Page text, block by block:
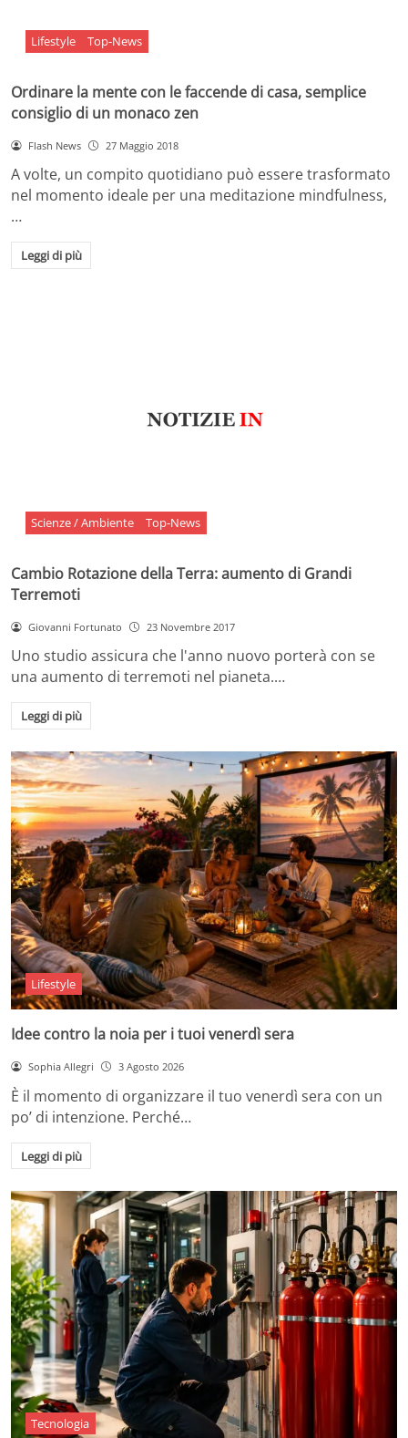
Lifestyle Top-News
Ordinare la mente con le faccende di casa, semplice
consiglio di un monaco zen
Flash News 27 Maggio 2018
A volte, un compito quotidiano può essere trasformato
nel momento ideale per una meditazione mindfulness,
…
Leggi di più
Scienze / Ambiente Top-News
Cambio Rotazione della Terra: aumento di Grandi
Terremoti
Giovanni Fortunato 23 Novembre 2017
Uno studio assicura che l'anno nuovo porterà con se
una aumento di terremoti nel pianeta.…
Leggi di più
Lifestyle
Idee contro la noia per i tuoi venerdì sera
Sophia Allegri 3 Agosto 2026
È il momento di organizzare il tuo venerdì sera con un
po’ di intenzione. Perché…
Leggi di più
Tecnologia